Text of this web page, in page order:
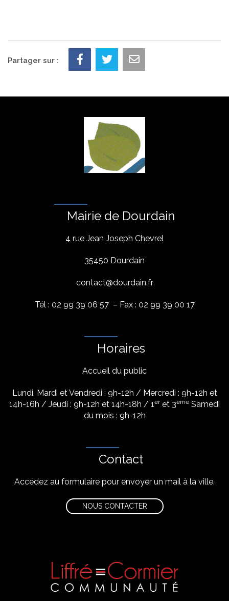
Partager sur :
Mairie de Dourdain
4 rue Jean Joseph Chevrel
35450 Dourdain
contact@dourdain.fr
Tél : 02 99 39 06 57 – Fax : 02 99 39 00 17
Horaires
Accueil du public
Lundi, Mardi et Vendredi : 9h-12h / Mercredi : 9h-12h et
14h-16h / Jeudi : 9h-12h et 14h-18h / 1eret 3ème Samedi
du mois : 9h-12h
Contact
Accédez au formulaire pour envoyer un mail à la ville.
NOUS CONTACTER